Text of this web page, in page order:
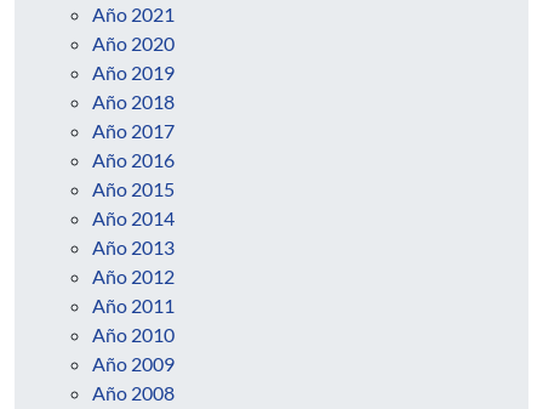
Año 2021
Año 2020
Año 2019
Año 2018
Año 2017
Año 2016
Año 2015
Año 2014
Año 2013
Año 2012
Año 2011
Año 2010
Año 2009
Año 2008